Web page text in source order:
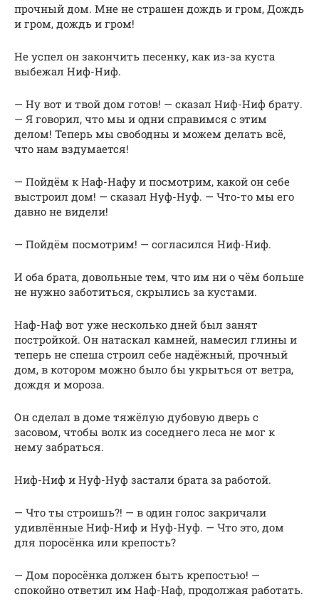
прочный дом. Мне не страшен дождь и гром, Дождь
и гром, дождь и гром!
Не успел он закончить песенку, как из-за куста
выбежал Ниф-Ниф.
— Ну вот и твой дом готов! — сказал Ниф-Ниф брату.
— Я говорил, что мы и одни справимся с этим
делом! Теперь мы свободны и можем делать всё,
что нам вздумается!
— Пойдём к Наф-Нафу и посмотрим, какой он себе
выстроил дом! — сказал Нуф-Нуф. — Что-то мы его
давно не видели!
— Пойдём посмотрим! — согласился Ниф-Ниф.
И оба брата, довольные тем, что им ни о чём больше
не нужно заботиться, скрылись за кустами.
Наф-Наф вот уже несколько дней был занят
постройкой. Он натаскал камней, намесил глины и
теперь не спеша строил себе надёжный, прочный
дом, в котором можно было бы укрыться от ветра,
дождя и мороза.
Он сделал в доме тяжёлую дубовую дверь с
засовом, чтобы волк из соседнего леса не мог к
нему забраться.
Ниф-Ниф и Нуф-Нуф застали брата за работой.
— Что ты строишь?! — в один голос закричали
удивлённые Ниф-Ниф и Нуф-Нуф. — Что это, дом
для поросёнка или крепость?
— Дом поросёнка должен быть крепостью! —
спокойно ответил им Наф-Наф, продолжая работать.